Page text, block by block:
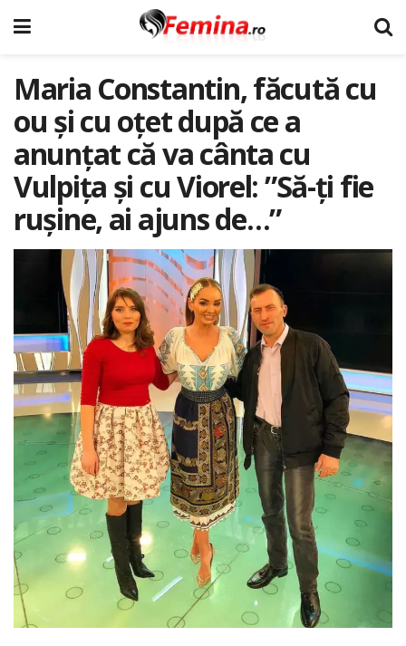
Maria Constantin, făcută cu
ou și cu oțet după ce a
anunțat că va cânta cu
Vulpița și cu Viorel: ”Să-ți fie
rușine, ai ajuns de…”